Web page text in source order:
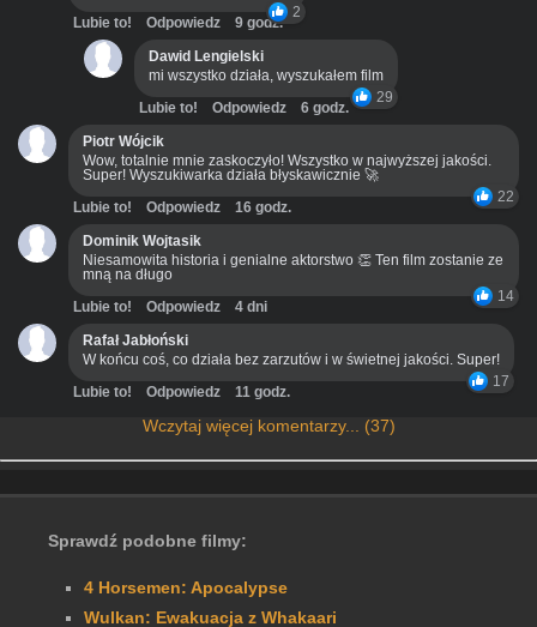
2
Lubie to! Odpowiedz
9 godz.
Dawid Lengielski
mi wszystko działa, wyszukałem film
29
Lubie to! Odpowiedz
6 godz.
Piotr Wójcik
Wow, totalnie mnie zaskoczyło! Wszystko w najwyższej jakości.
Super! Wyszukiwarka działa błyskawicznie 🚀
22
Lubie to! Odpowiedz
16 godz.
Dominik Wojtasik
Niesamowita historia i genialne aktorstwo 👏 Ten film zostanie ze
mną na długo
14
Lubie to! Odpowiedz
4 dni
Rafał Jabłoński
W końcu coś, co działa bez zarzutów i w świetnej jakości. Super!
17
Lubie to! Odpowiedz 11 godz.
Wczytaj więcej komentarzy... (37)
Sprawdź podobne filmy:
4 Horsemen: Apocalypse
Wulkan: Ewakuacja z Whakaari